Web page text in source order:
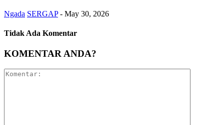
Ngada SERGAP - May 30, 2026
Tidak Ada Komentar
KOMENTAR ANDA?